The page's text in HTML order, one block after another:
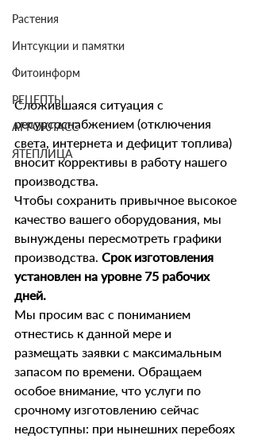
Растения
Интсукции и памятки
Фитоинформ
РЕЦЕПТЫ
АГРОКЛАСС
ЯТЕПЛИЦА
Сложившаяся ситуация с
ресурсоснабжением (отключения
света, интернета и дефицит топлива)
вносит коррективы в работу нашего
производства.
Чтобы сохранить привычное высокое
качество вашего оборудования, мы
вынуждены пересмотреть графики
производства. Срок изготовления
установлен на уровне 75 рабочих
дней.
Мы просим вас с пониманием
отнестись к данной мере и
размещать заявки с максимальным
запасом по времени. Обращаем
особое внимание, что услуги по
срочному изготовлению сейчас
недоступны: при нынешних перебоях